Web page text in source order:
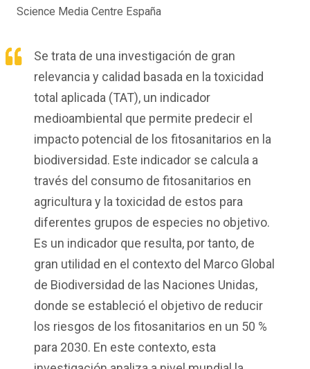
Science Media Centre España
Se trata de una investigación de gran
relevancia y calidad basada en la toxicidad
total aplicada (TAT), un indicador
medioambiental que permite predecir el
impacto potencial de los fitosanitarios en la
biodiversidad. Este indicador se calcula a
través del consumo de fitosanitarios en
agricultura y la toxicidad de estos para
diferentes grupos de especies no objetivo.
Es un indicador que resulta, por tanto, de
gran utilidad en el contexto del Marco Global
de Biodiversidad de las Naciones Unidas,
donde se estableció el objetivo de reducir
los riesgos de los fitosanitarios en un 50 %
para 2030. En este contexto, esta